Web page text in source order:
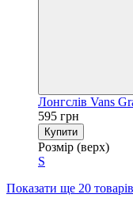
Лонгслів Vans
595 грн
Купити
Розмір (верх)
S
Показати ще 20 товарів